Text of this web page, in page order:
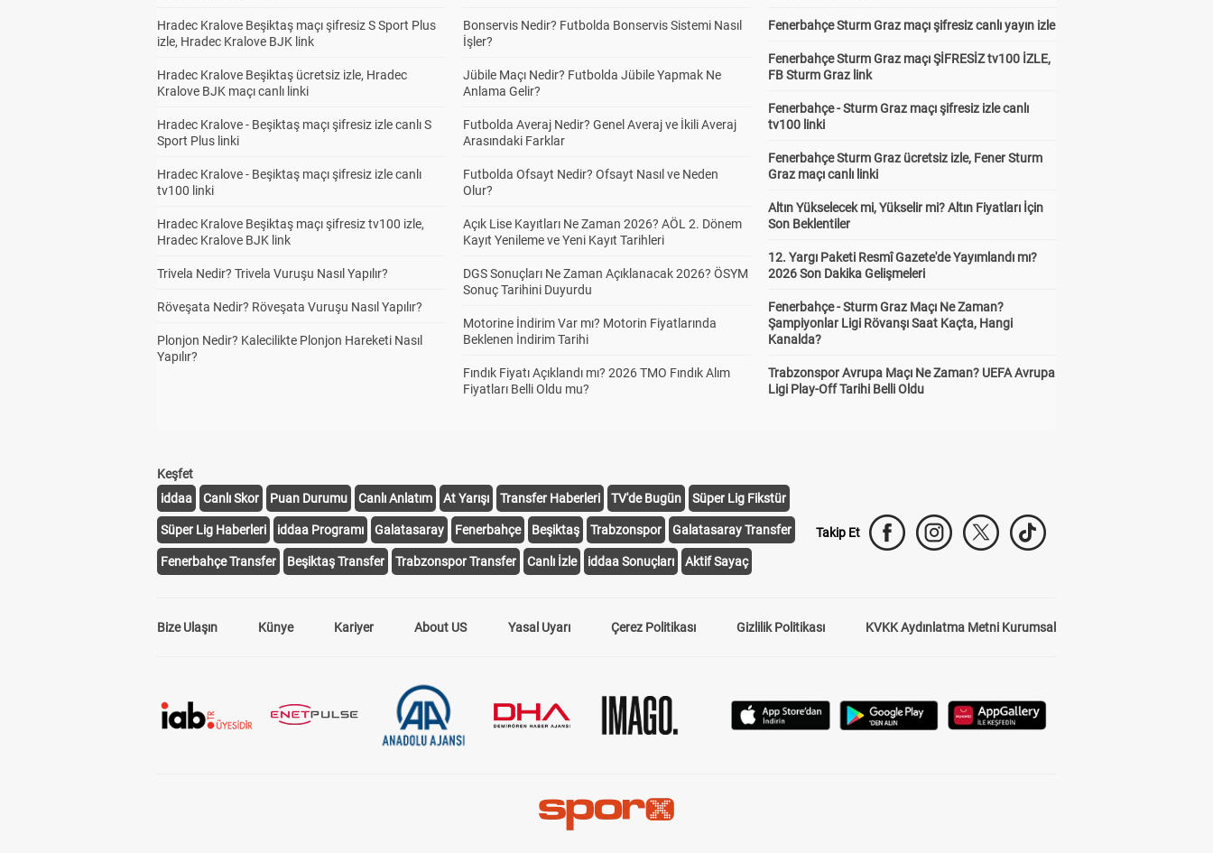
Hradec Kralove Beşiktaş maçı şifresiz S Sport Plus
izle, Hradec Kralove BJK link
Hradec Kralove Beşiktaş ücretsiz izle, Hradec
Kralove BJK maçı canlı linki
Hradec Kralove - Beşiktaş maçı şifresiz izle canlı S
Sport Plus linki
Hradec Kralove - Beşiktaş maçı şifresiz izle canlı
tv100 linki
Hradec Kralove Beşiktaş maçı şifresiz tv100 izle,
Hradec Kralove BJK link
Trivela Nedir? Trivela Vuruşu Nasıl Yapılır?
Röveşata Nedir? Röveşata Vuruşu Nasıl Yapılır?
Plonjon Nedir? Kalecilikte Plonjon Hareketi Nasıl
Yapılır?
Bonservis Nedir? Futbolda Bonservis Sistemi Nasıl
İşler?
Jübile Maçı Nedir? Futbolda Jübile Yapmak Ne
Anlama Gelir?
Futbolda Averaj Nedir? Genel Averaj ve İkili Averaj
Arasındaki Farklar
Futbolda Ofsayt Nedir? Ofsayt Nasıl ve Neden
Olur?
Açık Lise Kayıtları Ne Zaman 2026? AÖL 2. Dönem
Kayıt Yenileme ve Yeni Kayıt Tarihleri
DGS Sonuçları Ne Zaman Açıklanacak 2026? ÖSYM
Sonuç Tarihini Duyurdu
Motorine İndirim Var mı? Motorin Fiyatlarında
Beklenen İndirim Tarihi
Fındık Fiyatı Açıklandı mı? 2026 TMO Fındık Alım
Fiyatları Belli Oldu mu?
Fenerbahçe Sturm Graz maçı şifresiz canlı yayın izle
Fenerbahçe Sturm Graz maçı ŞİFRESİZ tv100 İZLE,
FB Sturm Graz link
Fenerbahçe - Sturm Graz maçı şifresiz izle canlı
tv100 linki
Fenerbahçe Sturm Graz ücretsiz izle, Fener Sturm
Graz maçı canlı linki
Altın Yükselecek mi, Yükselir mi? Altın Fiyatları İçin
Son Beklentiler
12. Yargı Paketi Resmî Gazete'de Yayımlandı mı?
2026 Son Dakika Gelişmeleri
Fenerbahçe - Sturm Graz Maçı Ne Zaman?
Şampiyonlar Ligi Rövanşı Saat Kaçta, Hangi
Kanalda?
Trabzonspor Avrupa Maçı Ne Zaman? UEFA Avrupa
Ligi Play-Off Tarihi Belli Oldu
Keşfet
iddaa
Canlı Skor Puan Durumu Canlı Anlatım At Yarışı Transfer Haberleri TV'de Bugün Süper Lig Fikstür
Süper Lig Haberleri iddaa Programı Galatasaray Fenerbahçe Beşiktaş Trabzonspor Galatasaray Transfer
Fenerbahçe Transfer Beşiktaş Transfer Trabzonspor Transfer Canlı İzle iddaa Sonuçları Aktif Sayaç
Takip Et
Bize Ulaşın Künye Kariyer About US Yasal Uyarı Çerez Politikası Gizlilik Politikası KVKK Aydınlatma Metni Kurumsal